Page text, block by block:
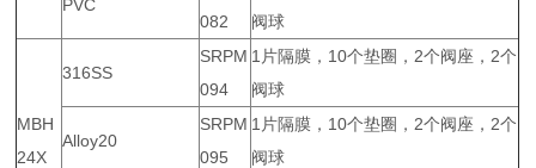
PVC
082
阀球
MBH
24X
316SS
SRPM
094
1片隔膜，10个垫圈，2个阀座，2个
阀球
Alloy20
SRPM
095
1片隔膜，10个垫圈，2个阀座，2个
阀球